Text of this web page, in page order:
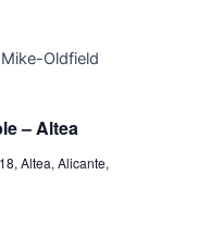
– Altea
Altea, Alicante,